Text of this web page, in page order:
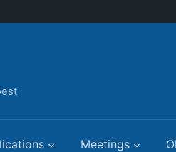
Meetings